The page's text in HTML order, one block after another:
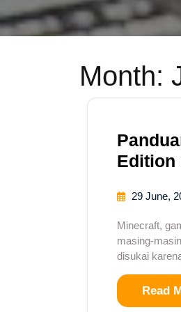
Month:
Edition
29 June,
Minecraft,
masing-
disukai
Read